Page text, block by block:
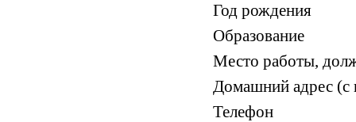
Год рождения
Образование
Место работы,
Домашний адрес (с
Телефон